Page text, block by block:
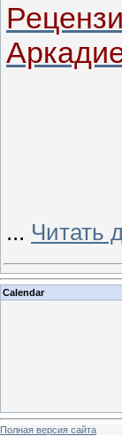
... Читать
Calendar
Полная версия сайта